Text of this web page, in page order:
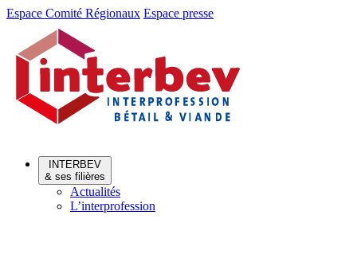
Aller
Aller
contenu
Espace Comité Régionaux Espace presse
INTERBEV
& ses filières
Actualités
L’interprofession